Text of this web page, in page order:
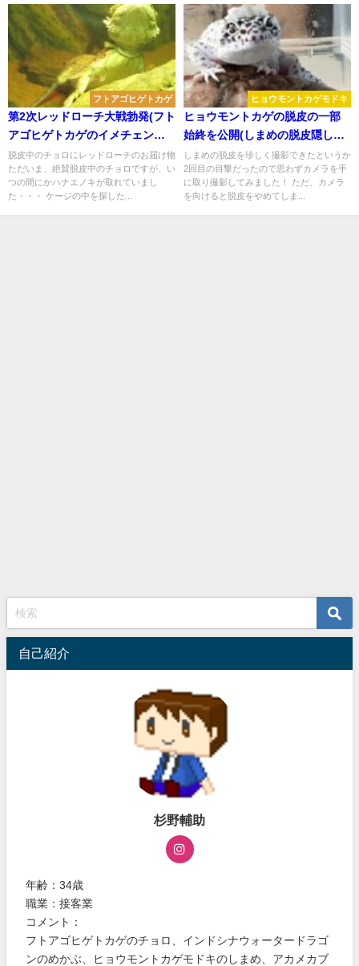
フトアゴヒゲトカゲ
第2次レッドローチ大戦勃発(フト
アゴヒゲトカゲのイメチェン脱
皮)
脱皮中のチョロにレッドローチのお届け物
ただいま、絶賛脱皮中のチョロですが、い
つの間にかハナエノキが取れていまし
た・・・ ケージの中を探した...
ヒョウモントカゲモドキ
ヒョウモントカゲの脱皮の一部
始終を公開(しまめの脱皮隠し撮
り)
しまめの脱皮を珍しく撮影できたというか
2回目の目撃だったので思わずカメラを手
に取り撮影してみました！ ただ、カメラ
を向けると脱皮をやめてしま...
自己紹介
杉野輔助
年齢：34歳
職業：接客業
コメント：
フトアゴヒゲトカゲのチョロ、インドシナウォータードラゴ
ンのめかぶ、ヒョウモントカゲモドキのしまめ、アカメカブ